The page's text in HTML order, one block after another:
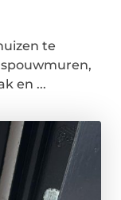
te
en ...